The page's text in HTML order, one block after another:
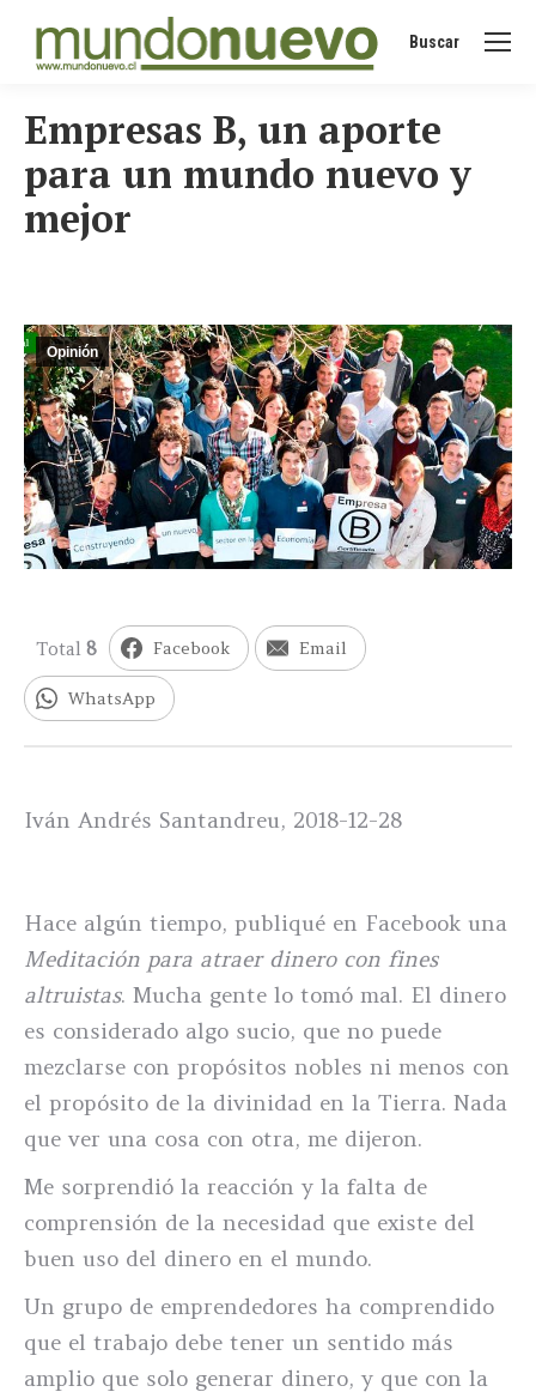
Buscar:
Buscar
Empresas B, un aporte
para un mundo nuevo y
mejor
Opinión
Total 8 Facebook Email
WhatsApp
Iván Andrés Santandreu, 2018-12-28
Hace algún tiempo, publiqué en Facebook una
Meditación para atraer dinero con fines
altruistas. Mucha gente lo tomó mal. El dinero
es considerado algo sucio, que no puede
mezclarse con propósitos nobles ni menos con
el propósito de la divinidad en la Tierra. Nada
que ver una cosa con otra, me dijeron.
Me sorprendió la reacción y la falta de
comprensión de la necesidad que existe del
buen uso del dinero en el mundo.
Un grupo de emprendedores ha comprendido
que el trabajo debe tener un sentido más
amplio que solo generar dinero, y que con la